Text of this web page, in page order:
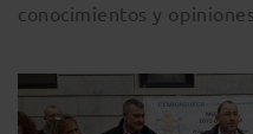
conocimientos y